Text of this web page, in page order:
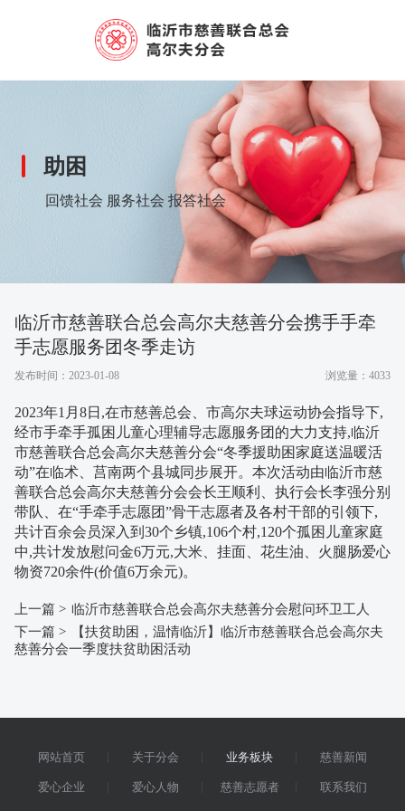
助困
回馈社会 服务社会 报答社会
临沂市慈善联合总会高尔夫慈善分会携手手牵
手志愿服务团冬季走访
发布时间：2023-01-08 浏览量：4033
2023年1月8日,在市慈善总会、市高尔夫球运动协会指导下,
经市手牵手孤困儿童心理辅导志愿服务团的大力支持,临沂
市慈善联合总会高尔夫慈善分会“冬季援助困家庭送温暖活
动”在临术、莒南两个县城同步展开。本次活动由临沂市慈
善联合总会高尔夫慈善分会会长王顺利、执行会长李强分别
带队、在“手牵手志愿团”骨干志愿者及各村干部的引领下,
共计百余会员深入到30个乡镇,106个村,120个孤困儿童家庭
中,共计发放慰问金6万元,大米、挂面、花生油、火腿肠爱心
物资720余件(价值6万余元)。
上一篇 > 临沂市慈善联合总会高尔夫慈善分会慰问环卫工人
下一篇 >
【扶贫助困，温情临沂】临沂市慈善联合总会高尔夫
慈善分会一季度扶贫助困活动
网站首页 关于分会 业务板块 慈善新闻
爱心企业 爱心人物 慈善志愿者 联系我们